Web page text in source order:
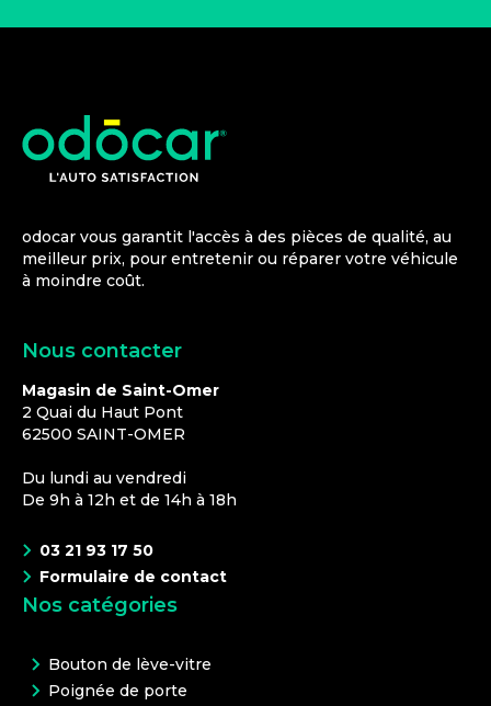
odocar vous garantit l'accès à des pièces de qualité, au
meilleur prix, pour entretenir ou réparer votre véhicule
à moindre coût.
Nous contacter
Magasin de Saint-Omer
2 Quai du Haut Pont
62500 SAINT-OMER
Du lundi au vendredi
De 9h à 12h et de 14h à 18h
03 21 93 17 50
Formulaire de contact
Nos catégories
Bouton de lève-vitre
Poignée de porte